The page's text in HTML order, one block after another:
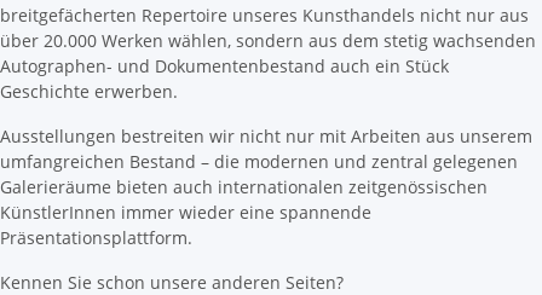
breitgefächerten Repertoire unseres Kunsthandels nicht nur aus
über 20.000 Werken wählen, sondern aus dem stetig wachsenden
Autographen- und Dokumentenbestand auch ein Stück
Geschichte erwerben.
Ausstellungen bestreiten wir nicht nur mit Arbeiten aus unserem
umfangreichen Bestand – die modernen und zentral gelegenen
Galerieräume bieten auch internationalen zeitgenössischen
KünstlerInnen immer wieder eine spannende
Präsentationsplattform.
Kennen Sie schon unsere anderen Seiten?